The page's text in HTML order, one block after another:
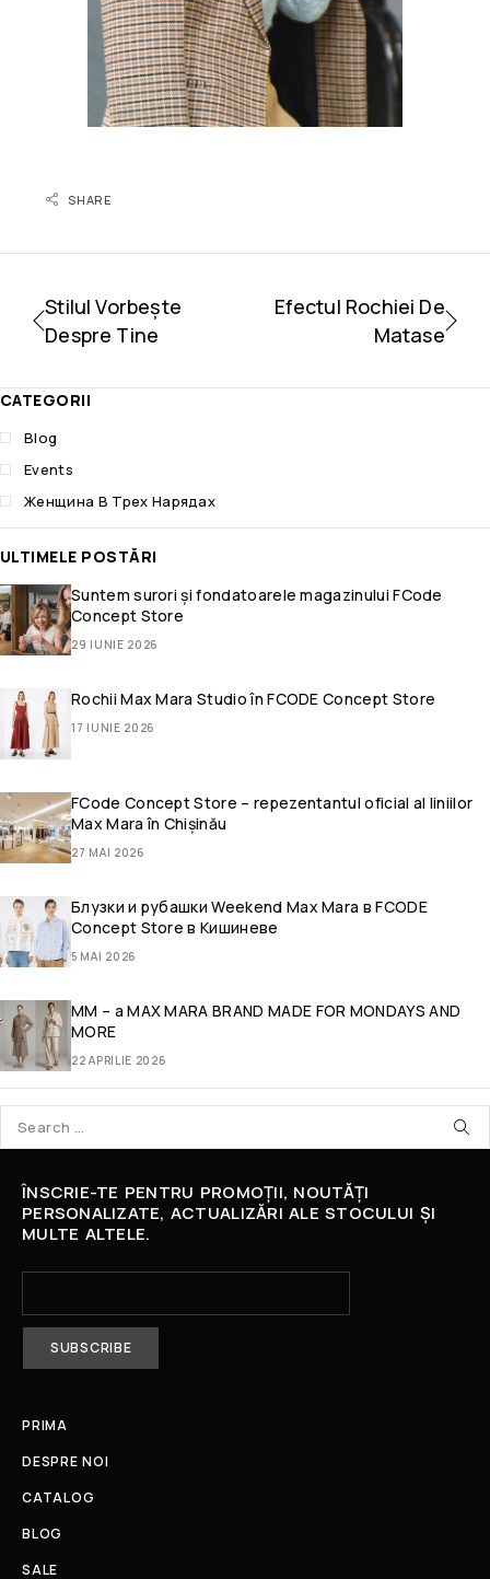
SHARE
Stilul Vorbește
Despre Tine
Efectul Rochiei De
Matase
CATEGORII
Blog
Events
Женщина В Трех Нарядах
ULTIMELE POSTĂRI
Suntem surori și fondatoarele magazinului FCode
Concept Store
29 IUNIE 2026
Rochii Max Mara Studio în FCODE Concept Store
17 IUNIE 2026
FCode Concept Store – repezentantul oficial al liniilor
Max Mara în Chișinău
27 MAI 2026
Блузки и рубашки Weekend Max Mara в FCODE
Concept Store в Кишиневе
5 MAI 2026
MM – a MAX MARA BRAND MADE FOR MONDAYS AND
MORE
22 APRILIE 2026
ÎNSCRIE-TE PENTRU PROMOȚII, NOUTĂȚI
PERSONALIZATE, ACTUALIZĂRI ALE STOCULUI ȘI
MULTE ALTELE.
PRIMA
DESPRE NOI
CATALOG
BLOG
SALE